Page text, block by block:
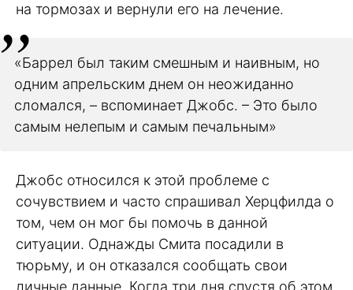
на тормозах и вернули его на лечение.
«Баррел был таким смешным и наивным, но
одним апрельским днем он неожиданно
сломался, – вспоминает Джобс. – Это было
самым нелепым и самым печальным»
Джобс относился к этой проблеме с
сочувствием и часто спрашивал Херцфилда о
том, чем он мог бы помочь в данной
ситуации. Однажды Смита посадили в
тюрьму, и он отказался сообщать свои
личные данные. Когда три дня спустя об этом